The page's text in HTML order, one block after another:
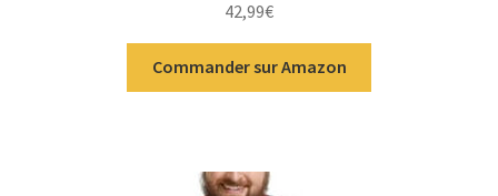
42,99€
Commander sur Amazon